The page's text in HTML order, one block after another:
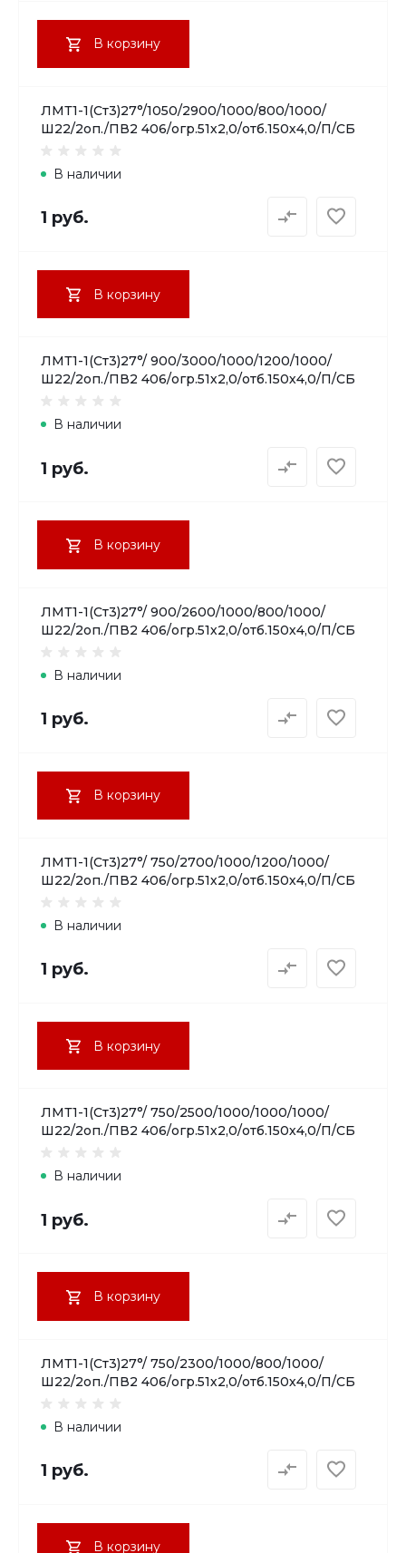
В корзину
ЛМТ1-1(Ст3)27°/1050/2900/1000/800/1000/
Ш22/2оп./ПВ2 406/огр.51х2,0/отб.150х4,0/П/СБ
В наличии
1 руб.
В корзину
ЛМТ1-1(Ст3)27°/ 900/3000/1000/1200/1000/
Ш22/2оп./ПВ2 406/огр.51х2,0/отб.150х4,0/П/СБ
В наличии
1 руб.
В корзину
ЛМТ1-1(Ст3)27°/ 900/2600/1000/800/1000/
Ш22/2оп./ПВ2 406/огр.51х2,0/отб.150х4,0/П/СБ
В наличии
1 руб.
В корзину
ЛМТ1-1(Ст3)27°/ 750/2700/1000/1200/1000/
Ш22/2оп./ПВ2 406/огр.51х2,0/отб.150х4,0/П/СБ
В наличии
1 руб.
В корзину
ЛМТ1-1(Ст3)27°/ 750/2500/1000/1000/1000/
Ш22/2оп./ПВ2 406/огр.51х2,0/отб.150х4,0/П/СБ
В наличии
1 руб.
В корзину
ЛМТ1-1(Ст3)27°/ 750/2300/1000/800/1000/
Ш22/2оп./ПВ2 406/огр.51х2,0/отб.150х4,0/П/СБ
В наличии
1 руб.
В корзину